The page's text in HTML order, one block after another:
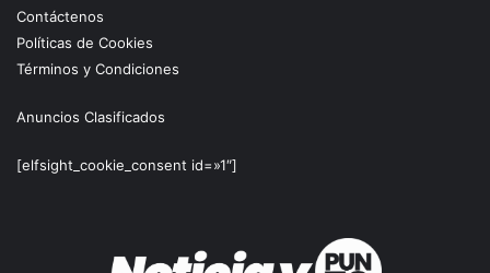
Contáctenos
Políticas de Cookies
Términos y Condiciones
Anuncios Clasificados
[elfsight_cookie_consent id=»1″]